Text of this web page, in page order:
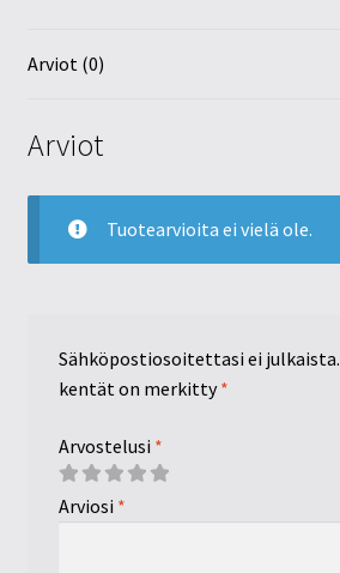
Arviot (0)
Arviot
Tuotearvioita ei vielä ole.
Sähköpostiosoitettasi ei julkaista.
kentät on merkitty*
Arvostelusi *
Arviosi *